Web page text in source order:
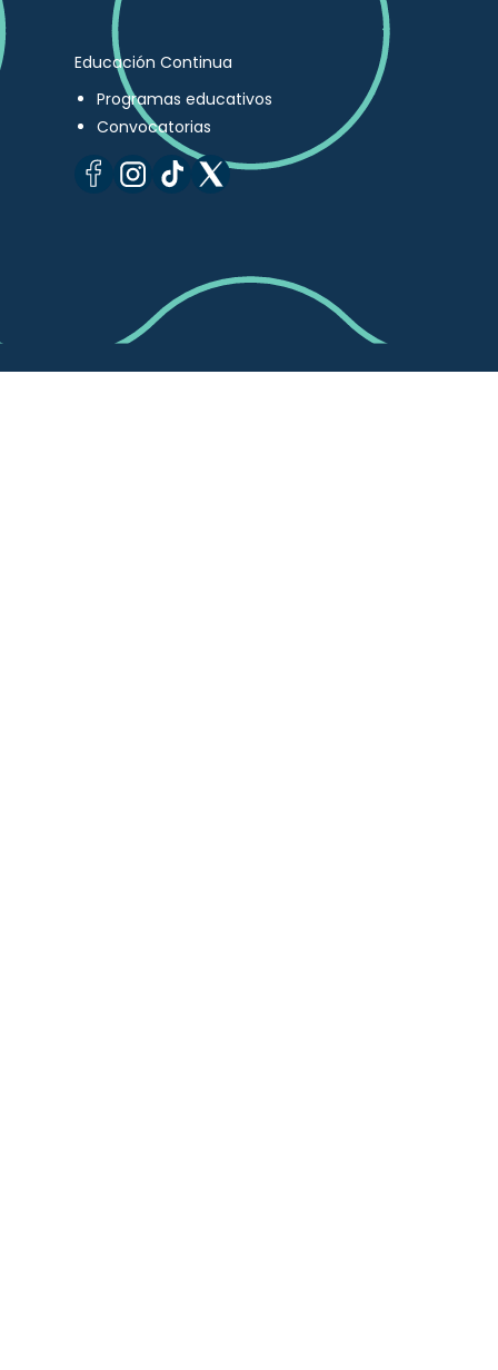
Educación Continua
Programas educativos
Convocatorias